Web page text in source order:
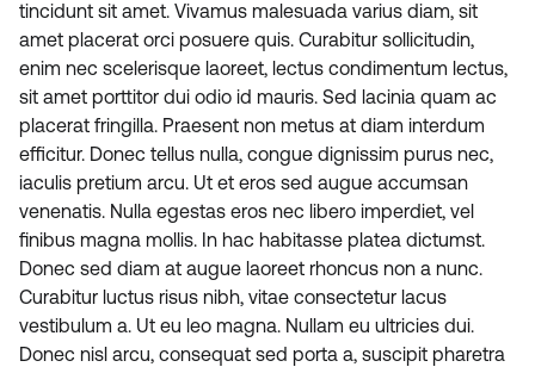
tincidunt sit amet. Vivamus malesuada varius diam, sit
amet placerat orci posuere quis. Curabitur sollicitudin,
enim nec scelerisque laoreet, lectus condimentum lectus,
sit amet porttitor dui odio id mauris. Sed lacinia quam ac
placerat fringilla. Praesent non metus at diam interdum
efficitur. Donec tellus nulla, congue dignissim purus nec,
iaculis pretium arcu. Ut et eros sed augue accumsan
venenatis. Nulla egestas eros nec libero imperdiet, vel
finibus magna mollis. In hac habitasse platea dictumst.
Donec sed diam at augue laoreet rhoncus non a nunc.
Curabitur luctus risus nibh, vitae consectetur lacus
vestibulum a. Ut eu leo magna. Nullam eu ultricies dui.
Donec nisl arcu, consequat sed porta a, suscipit pharetra